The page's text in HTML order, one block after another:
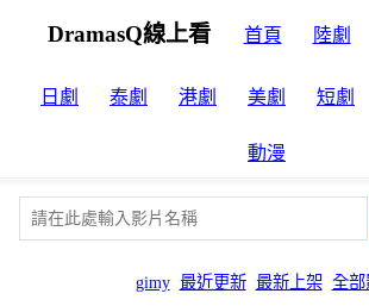
DramasQ線上看 首頁 陸劇
日劇 泰劇 港劇 美劇 短劇
動漫
gimy 最近更新 最新上架 全部